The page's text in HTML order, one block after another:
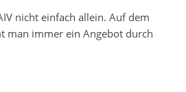
nicht einfach allein. Auf dem
man immer ein Angebot durch